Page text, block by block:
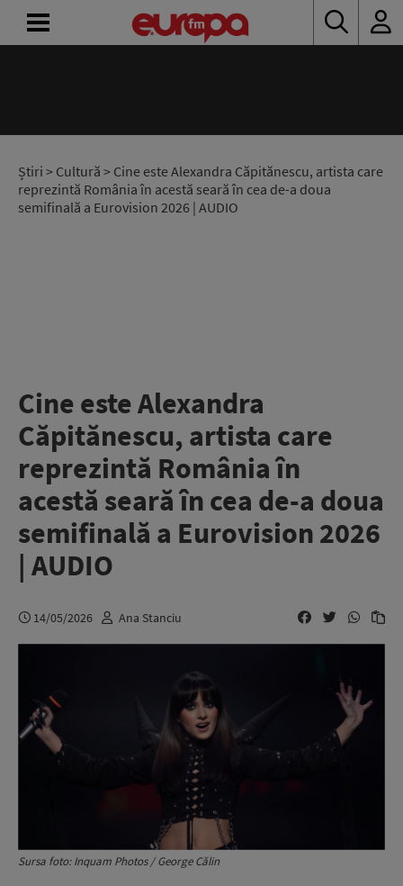
Știri > Cultură > Cine este Alexandra Căpitănescu, artista care
reprezintă România în acestă seară în cea de-a doua
semifinală a Eurovision 2026 | AUDIO
Cine este Alexandra
Căpitănescu, artista care
reprezintă România în
acestă seară în cea de-a doua
semifinală a Eurovision 2026
| AUDIO
14/05/2026 Ana Stanciu
Sursa foto: Inquam Photos / George Călin
RADIO
CONCURSURI